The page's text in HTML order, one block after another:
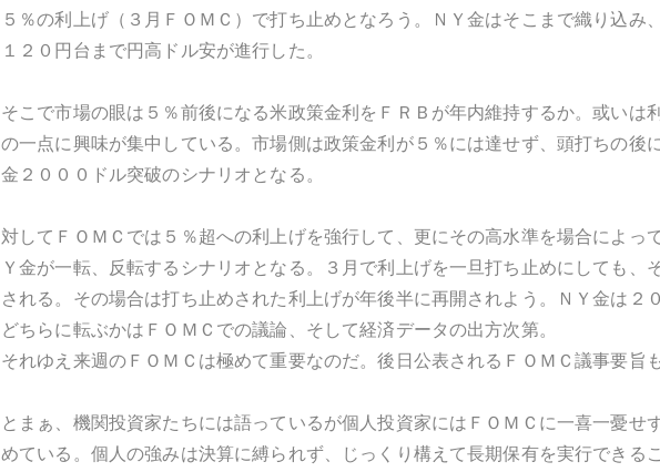
５％の利上げ（３月ＦＯＭＣ）で打ち止めとなろう。ＮＹ金はそこまで織り込
１２０円台まで円高ドル安が進行した。
そこで市場の眼は５％前後になる米政策金利をＦＲＢが年内維持するか。或い
の一点に興味が集中している。市場側は政策金利が５％には達せず、頭打ちの後
金２０００ドル突破のシナリオとなる。
対してＦＯＭＣでは５％超への利上げを強行して、更にその高水準を場合によ
Ｙ金が一転、反転するシナリオとなる。３月で利上げを一旦打ち止めにしても
される。その場合は打ち止めされた利上げが年後半に再開されよう。ＮＹ金は
どちらに転ぶかはＦＯＭＣでの議論、そして経済データの出方次第。
それゆえ来週のＦＯＭＣは極めて重要なのだ。後日公表されるＦＯＭＣ議事要旨
とまぁ、機関投資家たちには語っているが個人投資家にはＦＯＭＣに一喜一憂
めている。個人の強みは決算に縛られず、じっくり構えて長期保有を実行できる